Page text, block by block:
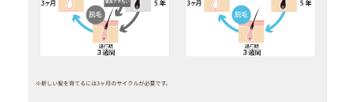
※新しい髪を育てるには3ヶ月のサイクルが必要です。